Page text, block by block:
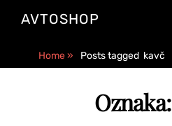
AVTOSHOP
Home» Posts tagged kavč
Oznaka: